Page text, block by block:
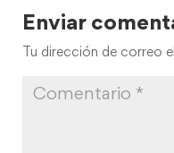
Enviar
Tu dirección de correo